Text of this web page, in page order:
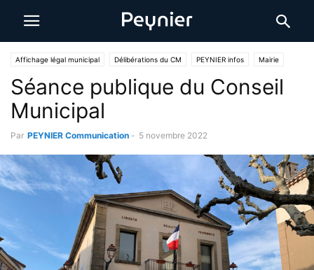
Affichage légal municipal Délibérations du CM PEYNIER infos Mairie
Séance publique du Conseil
Municipal
Par PEYNIER Communication - 5 novembre 2022